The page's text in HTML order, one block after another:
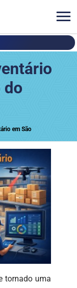
do
em São
tornado uma